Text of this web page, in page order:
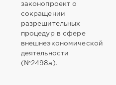
законопроект о
сокращении
разрешительных
процедур в сфере
внешнеэкономической
деятельности
(№2498а).